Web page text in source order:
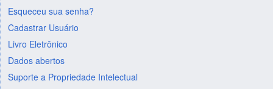
Esqueceu sua senha?
Cadastrar Usuário
Livro Eletrônico
Dados abertos
Suporte a Propriedade Intelectual